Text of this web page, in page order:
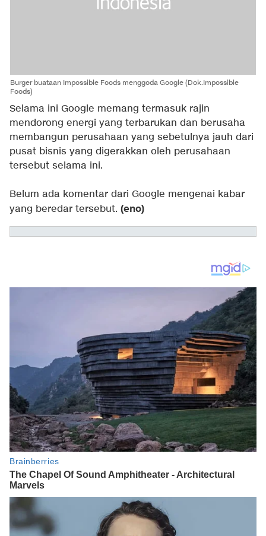
Burger buataan Impossible Foods menggoda Google (Dok.Impossible
Foods)
Selama ini Google memang termasuk rajin
mendorong energi yang terbarukan dan berusaha
membangun perusahaan yang sebetulnya jauh dari
pusat bisnis yang digerakkan oleh perusahaan
tersebut selama ini.
Belum ada komentar dari Google mengenai kabar
yang beredar tersebut. (eno)